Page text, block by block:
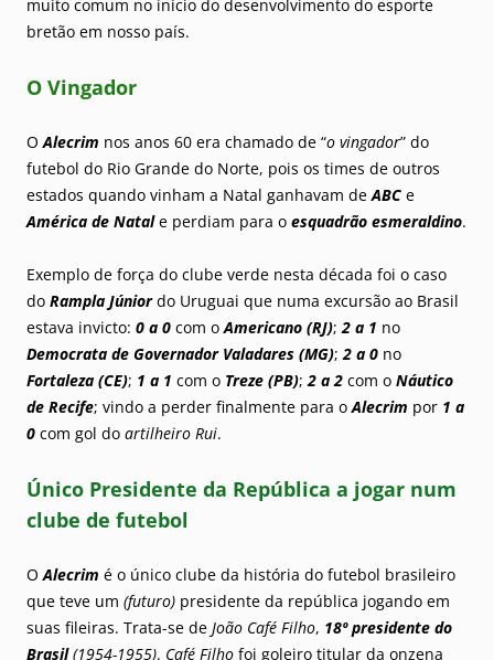
muito comum no início do desenvolvimento do esporte
bretão em nosso país.
O Vingador
OAlecrim nos anos 60 era chamado de “o vingador” do
futebol do Rio Grande do Norte, pois os times de outros
estados quando vinham a Natal ganhavam deABC e
América de Natale perdiam para o esquadrão esmeraldino.
Exemplo de força do clube verde nesta década foi o caso
do Rampla Júniordo Uruguai que numa excursão ao Brasil
estava invicto: 0 a 0 com oAmericano (RJ);2 a 1 no
Democrata de Governador Valadares (MG);2 a 0 no
Fortaleza (CE); 1 a 1 com o Treze (PB);2 a 2 com o Náutico
de Recife; vindo a perder finalmente para oAlecrim por 1 a
0 com gol do artilheiro Rui.
Único Presidente da República a jogar num
clube de futebol
OAlecrim é o único clube da história do futebol brasileiro
que teve um (futuro) presidente da república jogando em
suas fileiras. Trata-se de João Café Filho, 18º presidente do
Brasil (1954-1955). Café Filho foi goleiro titular da onzena